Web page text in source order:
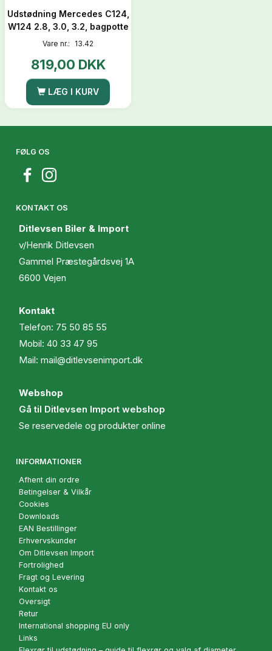
Udstødning Mercedes C124,
W124 2.8, 3.0, 3.2, bagpotte
Vare nr.: 13.42
819,00 DKK
LÆG I KURV
FØLG OS
KONTAKT OS
Ditlevsen Biler & Import
v/Henrik Ditlevsen
Gammel Præstegårdsvej 1A
6600 Vejen
Kontakt
Telefon: 75 50 85 55
Mobil: 40 33 47 95
Mail: mail@ditlevsenimport.dk
Webshop
Gå til Ditlevsen Import webshop
Se reservedele og produkter online
INFORMATIONER
Afhent din ordre
Betingelser & Vilkår
Cookies
Downloads
EAN Bestillinger
Erhvervskunder
Om Ditlevsen Import
Fortrolighed
Fragt og Levering
Kontakt os
Oversigt
Retur
International shopping EU only
Links